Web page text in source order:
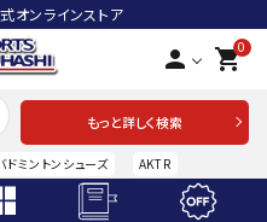
オンラインストア
person 0
shopping_cart
もっと詳しく検索
ドミントンシューズ AKTR